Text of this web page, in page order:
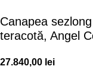
Canapea
teracotă, Angel
27.840,00 lei